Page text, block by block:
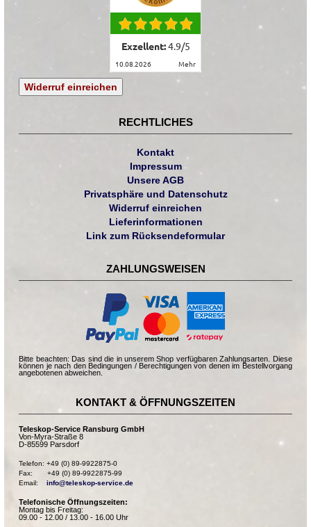
Exzellent:4.9/5
10.08.2026 mehr
Widerruf einreichen
RECHTLICHES
Kontakt
Impressum
Unsere AGB
Privatsphäre und Datenschutz
Widerruf einreichen
Lieferinformationen
Link zum Rücksendeformular
ZAHLUNGSWEISEN
Bitte beachten: Das sind die in unserem Shop verfügbaren Zahlungsarten. Diese
können je nach den Bedingungen / Berechtigungen von denen im Bestellvorgang
angebotenen abweichen.
KONTAKT & ÖFFNUNGSZEITEN
Teleskop-Service Ransburg GmbH
Von-Myra-Straße 8
D-85599 Parsdorf
Telefon: +49 (0) 89-9922875-0
Fax:       +49 (0) 89-9922875-99
Email: info@teleskop-service.de
Telefonische Öffnungszeiten:
Montag bis Freitag:
09.00 - 12.00 / 13.00 - 16.00 Uhr